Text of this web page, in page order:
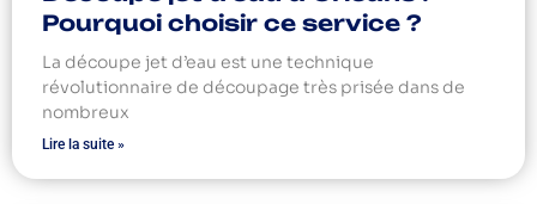
Pourquoi choisir ce service ?
La découpe jet d’eau est une technique
révolutionnaire de découpage très prisée dans de
nombreux
Lire la suite »